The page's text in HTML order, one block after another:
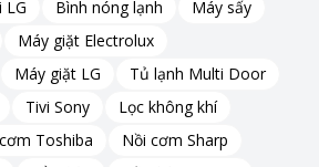
chất minh hoạ.
báo thay lõi thông minh
LG Bình nóng lạnh
Máy sấy
Máy giặt Electrolux
Máy giặt LG
Tủ lạnh Multi Door
Tivi Sony
Lọc không khí
Toshiba
Nồi cơm Sharp